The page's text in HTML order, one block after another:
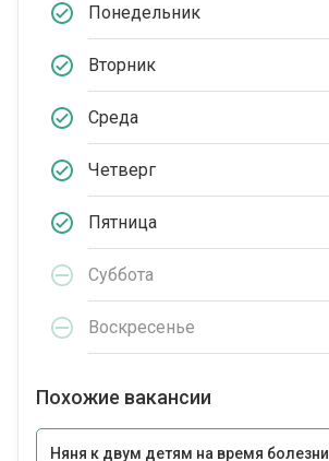
Понедельник
Вторник
Среда
Четверг
Пятница
Суббота
Воскресенье
Похожие вакансии
Няня к двум детям на время болезни